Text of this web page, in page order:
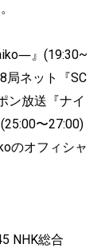
』(19:30~
局ネット『SC
ン放送『ナイ
〜27:00)
のオフィシャ
NHK総合